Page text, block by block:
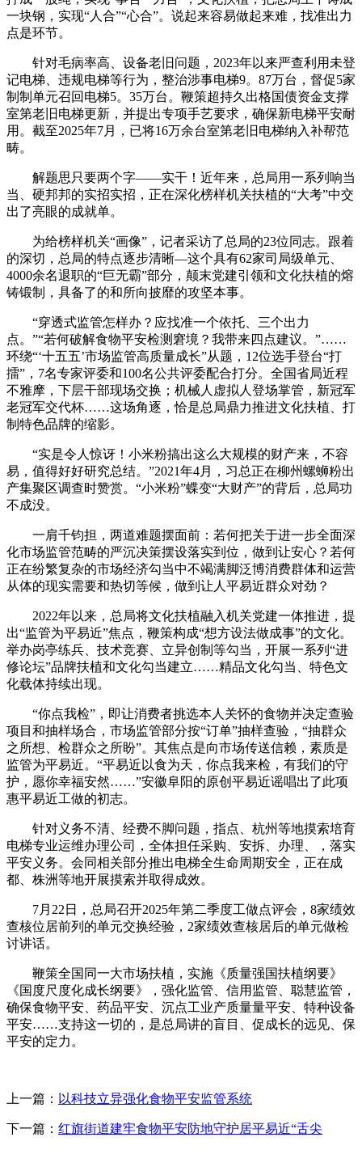
一块钢，实现“人合”“心合”。说起来容易做起来难，找准出力
点是环节。
针对毛病率高、设备老旧问题，2023年以来严查利用未登
记电梯、违规电梯等行为，整治涉事电梯9。87万台，督促5家
制制单元召回电梯5。35万台。鞭策超持久出格国债资金支撑
室第老旧电梯更新，并提出专项手艺要求，确保新电梯平安耐
用。截至2025年7月，已将16万余台室第老旧电梯纳入补帮范
畴。
解题思只要两个字——实干！近年来，总局用一系列响当
当、硬邦邦的实招实招，正在深化榜样机关扶植的“大考”中交
出了亮眼的成就单。
为给榜样机关“画像”，记者采访了总局的23位同志。跟着
的深切，总局的特点逐步清晰—这个具有62家司局级单元、
4000余名退职的“巨无霸”部分，颠末党建引领和文化扶植的熔
铸锻制，具备了的和所向披靡的攻坚本事。
“穿透式监管怎样办？应找准一个依托、三个出力
点。”“若何破解食物平安检测窘境？我带来四点建议。”……
环绕“‘十五五’市场监管高质量成长”从题，12位选手登台“打
擂”，7名专家评委和100名公共评委配合打分。全国省局近程
不雅摩，下层干部现场交换；机械人虚拟人登场掌管，新冠军
老冠军交代杯……这场角逐，恰是总局鼎力推进文化扶植、打
制特色品牌的缩影。
“实是令人惊讶！小米粉搞出这么大规模的财产来，不容
易，值得好好研究总结。”2021年4月，习总正在柳州螺蛳粉出
产集聚区调查时赞赏。“小米粉”蝶变“大财产”的背后，总局功
不成没。
一肩千钧担，两道难题摆面前：若何把关于进一步全面深
化市场监管范畴的严沉决策摆设落实到位，做到让安心？若何
正在纷繁复杂的市场经济勾当中不竭满脚泛博消费群体和运营
从体的现实需要和热切等候，做到让人平易近群众对劲？
2022年以来，总局将文化扶植融入机关党建一体推进，提
出“监管为平易近”焦点，鞭策构成“想方设法做成事”的文化。
举办岗亭练兵、技术竞赛、立异创制等勾当，开展一系列“进
修论坛”品牌扶植和文化勾当建立……精品文化勾当、特色文
化载体持续出现。
“你点我检”，即让消费者挑选本人关怀的食物并决定查验
项目和抽样场合，市场监管部分按“订单”抽样查验，“抽群众
之所想、检群众之所盼”。其焦点是向市场传送信赖，素质是
监管为平易近。“平易近以食为天，你点我来检，有我们的守
护，愿你幸福安然……”安徽阜阳的原创平易近谣唱出了此项
惠平易近工做的初志。
针对义务不清、经费不脚问题，指点、杭州等地摸索培育
电梯专业运维办理公司，全体担任采购、安拆、办理、，落实
平安义务。会同相关部分推出电梯全生命周期安全，正在成
都、株洲等地开展摸索并取得成效。
7月22日，总局召开2025年第二季度工做点评会，8家绩效
查核位居前列的单元交换经验，2家绩效查核居后的单元做检
讨讲话。
鞭策全国同一大市场扶植，实施《质量强国扶植纲要》
《国度尺度化成长纲要》，强化监管、信用监管、聪慧监管，
确保食物平安、药品平安、沉点工业产质量量平安、特种设备
平安……支持这一切的，是总局讲的盲目、促成长的远见、保
平安的定力。
上一篇： 以科技立异强化食物平安监管系统
下一篇： 红旗街道建牢食物平安防地守护居平易近“舌尖